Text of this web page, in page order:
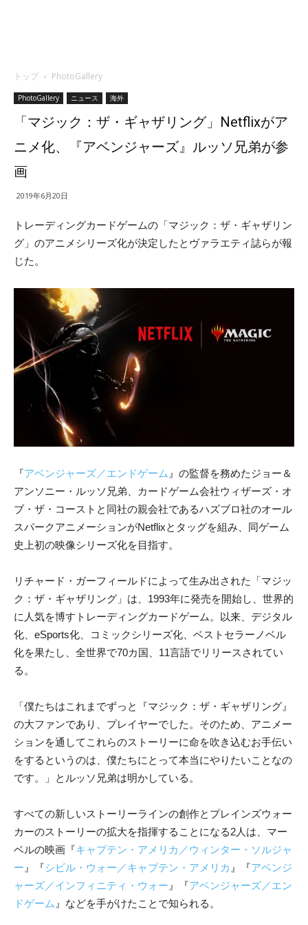
トップ PhotoGallery
PhotoGallery ニュース 海外
「マジック：ザ・ギャザリング」Netflixがア
ニメ化、『アベンジャーズ』ルッソ兄弟が参
画
2019年6月20日
トレーディングカードゲームの「マジック：ザ・ギャザリン
グ」のアニメシリーズ化が決定したとヴァラエティ誌らが報
じた。
『アベンジャーズ／エンドゲーム 』の監督を務めたジョー＆
アンソニー・ルッソ兄弟、カードゲーム会社ウィザーズ・オ
ブ・ザ・コーストと同社の親会社であるハズブロ社のオール
スパークアニメーションがNetflixとタッグを組み、同ゲーム
史上初の映像シリーズ化を目指す。
リチャード・ガーフィールドによって生み出された「マジッ
ク：ザ・ギャザリング」は、1993年に発売を開始し、世界的
に人気を博すトレーディングカードゲーム。以来、デジタル
化、eSports化、コミックシリーズ化、ベストセラーノベル
化を果たし、全世界で70カ国、11言語でリリースされてい
る。
「僕たちはこれまでずっと『マジック：ザ・ギャザリング』
の大ファンであり、プレイヤーでした。そのため、アニメー
ションを通してこれらのストーリーに命を吹き込むお手伝い
をするというのは、僕たちにとって本当にやりたいことなの
です。」とルッソ兄弟は明かしている。
すべての新しいストーリーラインの創作とプレインズウォー
カーのストーリーの拡大を指揮することになる2人は、マー
ベルの映画『キャプテン・アメリカ／ウィンター・ソルジャ
ー 』『シビル・ウォー／キャプテン・アメリカ 』『アベンジ
ャーズ／インフィニティ・ウォー 』『アベンジャーズ／エン
ドゲーム 』などを手がけたことで知られる。